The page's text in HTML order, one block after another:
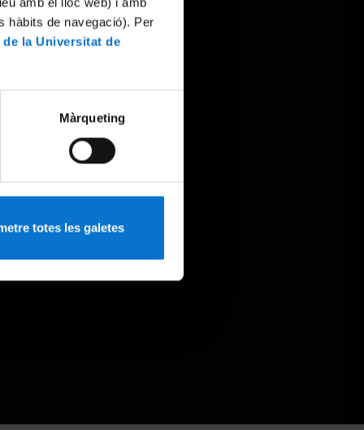
hàbits de navegació). Per
la Universitat de
Màrqueting
totes les galetes